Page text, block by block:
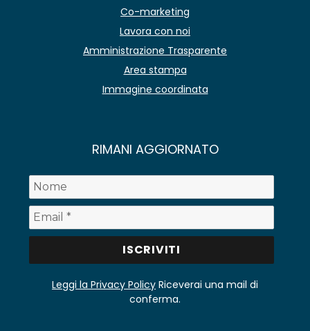
Co-marketing
Lavora con noi
Amministrazione Trasparente
Area stampa
Immagine coordinata
RIMANI AGGIORNATO
Leggi la Privacy Policy Riceverai una mail di
conferma.